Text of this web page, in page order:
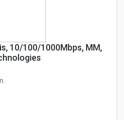
10/100/1000Mbps, MM,